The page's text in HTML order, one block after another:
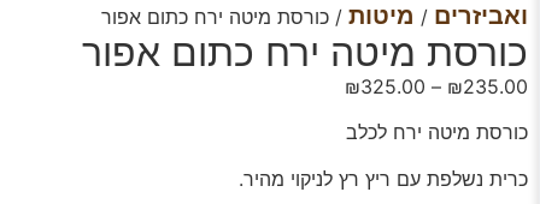
ואביזרים / מיטות / כורסת מיטה ירח כתום אפור
כורסת מיטה ירח כתום אפור
₪235.00
–
₪325.00
כורסת מיטה ירח לכלב
כרית נשלפת עם ריץ רץ לניקוי מהיר.